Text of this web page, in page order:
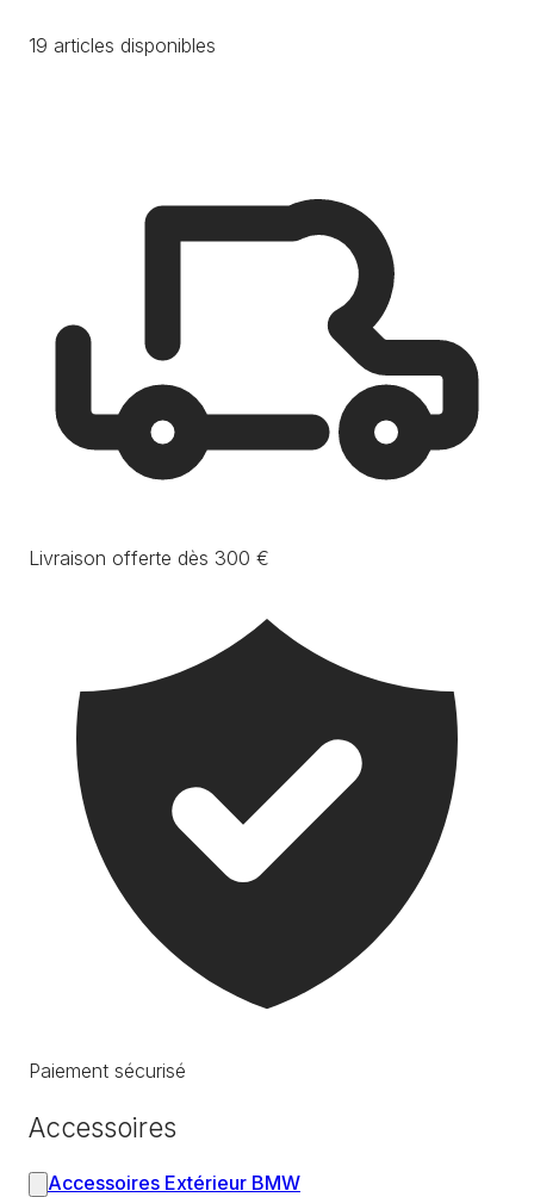
19 articles disponibles
Livraison offerte dès 300 €
Paiement sécurisé
Accessoires
Accessoires Extérieur BMW